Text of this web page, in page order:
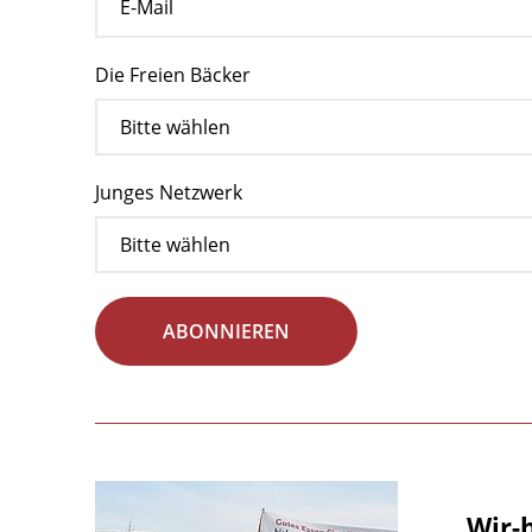
Die Freien Bäcker
Junges Netzwerk
ABONNIEREN